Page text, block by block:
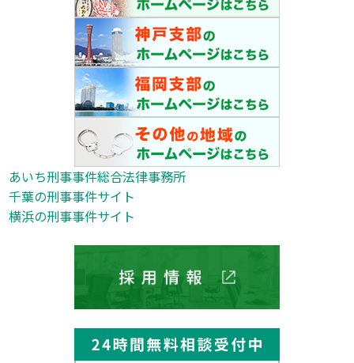
あいち刑事事件総合法律事務所
千葉の刑事事件サイト
横浜の刑事事件サイト